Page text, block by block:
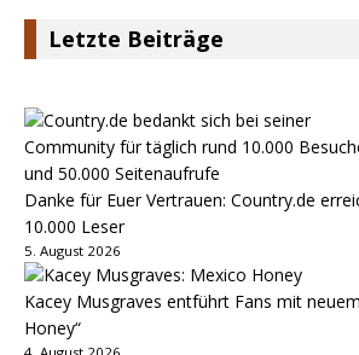
Letzte Beiträge
Danke für Euer Vertrauen: Country.de
10.000 Leser
5. August 2026
Kacey Musgraves entführt Fans mit
Honey“
4. August 2026